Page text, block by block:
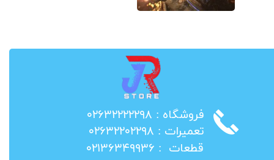
​فروشگاه : ۰۲۶۳۲۲۲۲۲۹۸
​تعمیرات : ۰۲۶۳۲۲۰۲۲۹۸
​قطعات : ۰۲۱۳۶۳۴۹۹۳۶